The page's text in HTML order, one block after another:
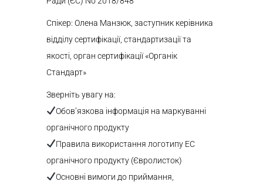
Спікер: Олена Манзюк, заступник керівника
відділу сертифікації, стандартизації та
якості, орган сертифікації «Органік
Стандарт»
Зверніть увагу на:
Обов’язкова інформація на маркуванні
органічного продукту
Правила використання логотипу ЕС
органічного продукту (Євролисток)
Основні вимоги до приймання,